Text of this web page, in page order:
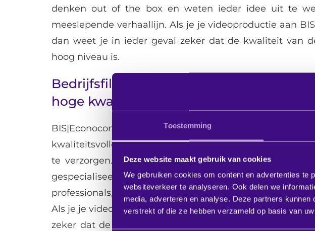
Toestemming
Deze website maakt gebruik van cookies
We gebruiken cookies om content en advertenties te
websiteverkeer te analyseren. Ook delen we
media, adverteren en analyse. Deze partners
verstrekt of die ze hebben verzameld op basis van
denken out of the box en weten ieder idee uit te
meeslepende verhaallijn. Als je je videoproductie aan
dan weet je in ieder geval zeker dat de kwaliteit van
hoog niveau is.
Bedrijfsfilms, voorlichtigsvideo's en
hoge kwaliteit
BIS|Econocom heeft alle apparatuur, kennis en
kwaliteitsvolle, overtuigende bedrijfsfilm,
te verzorgen. Iedere videoproductie is bij
gespecialiseerde Creative team bestaat stuk voor
professionals, die ieder videoproductie traject tot in de
Als je je videoproductie aan BIS|Econocom toevertrouwt,
zeker dat de kwaliteit van de opnames absoluut van